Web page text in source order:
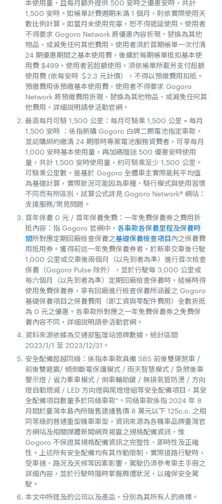
本使用量，且每月額外提供 500 安時之優惠安時，共計
1,500 安時。如帳單計費週期未滿 1 個月，則依實際使用天
數比例計算。如當月未使用完畢，恕不得遞延使用。使用者
不得要求 Gogoro Network 將優惠內容折現、替換為其他
物品、或減免任何其他費用。使用者須於首期帳單一次付清
24 期優惠期間之基本使用費，後續於每期帳單抵扣基本使
用費 $499，使用者若超額使用，須依帳單所載另支付超額
使用費 (依每安時 ＄2.3 元計價），不得以預繳費用扣抵。
預繳費用係預繳基本使用費，使用者不得要求 Gogoro
Network 將預繳費用折現、替換為其他物品、或減免任何其
他費用。詳細說明請參活動官網。
最高每月可騎 1,500 公里：每月可騎乘 1,500 公里 = 每月
1,500 安時 ：係指新購 Gogoro 白牌二顆電池指定車款，
並認購綁約繳清 24 期限時專案電池服務資費者，可享每月
1,000 安時基本使用量，再加碼贈送 500 優惠安時使用
量，共計 1,500 安時使用量，約可騎乘至少 1,500 公里。
可騎乘公里數，是基於 Gogoro 全體車主實際能耗平均值
為基礎計算，實際狀況可能因為車種、騎行模式與使用習慣
不同而有所區別，試算公式詳見 Gogoro Network® 網站：
支援服務/常見問題。
首年保養 0 元 / 首年保養免費：一年免費保養券之費用折
抵內容：指 Gogoro 官網中， 各車款各保養里程及保養時
間所對應定期回廠檢查保養之基礎保養檢查項目內之保養費
用抵用券。獲得前述一年免費保養券者，於新車交車後行駛
1,000 公里或交車後兩個月（以先到者為準）進行首次檢查
保養（Gogoro Pulse 除外），並於行駛每 3,000 公里或
每六個月（以先到者為準）定期回廠檢查保養時，結帳時得
使用免費保養券，享有回廠進行檢查保養所涵蓋之 Gogoro
基礎保養項目之保養費用（即工資與零配件費用）全數折抵
為 0 元之優惠。各車款所對應之一年免費保養券之免費保
養內容不同，詳細說明請參活動官網。
資料來源依據為交通部監理站領牌數據，統計區間
2023/1/1 至 2023/12/31。
安全配備超越同級：係指本車款具備 SBS 前後雙碟煞車 /
前後雙避震/ 傾倒斷電保護模式 / 雨天智慧模式 / 急煞後車
警示燈 / 省力牽車模式 / 倒車輔助鍵 / 無排氣管防燙 / 方向
燈自動熄滅 / LED 方向燈與尾燈燈組等安全配備項目，其安
全配備項目數量多於同級車款*。同級車款係指 2024 年 8
月間於臺灣本島內所販售建議售價 8 萬元以下 125c.c. 之相
同等級的普通重型機車車型，資訊來源為各機車品牌臺灣官
方網站及相關媒體新聞網頁揭露之規格配備資訊，惟
Gogoro 不保證其規格配備資訊之完整性、即時性及正確
性。上述所有安全配備均有其作動限制，實際道路行駛時，
受車速、路況及天候等因素影響，駕駛仍須參考車主手冊之
詳細內容，並於行駛時隨時掌握周遭狀況，以確保安全駕
駛。
本文中所提及的公司以及產品，分別為其所有人的商標。